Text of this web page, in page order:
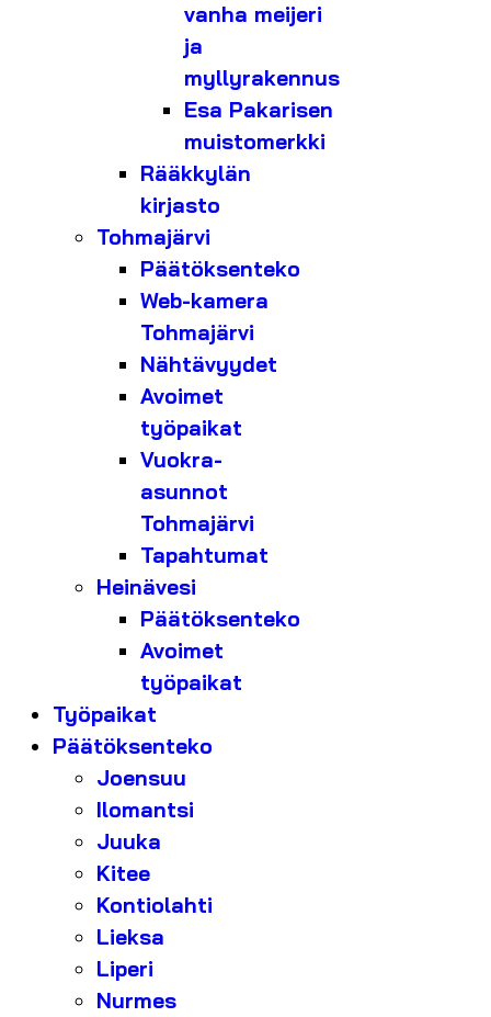
vanha meijeri
ja
myllyrakennus
Esa Pakarisen
muistomerkki
Rääkkylän
kirjasto
Tohmajärvi
Päätöksenteko
Web-kamera
Tohmajärvi
Nähtävyydet
Avoimet
työpaikat
Vuokra-
asunnot
Tohmajärvi
Tapahtumat
Heinävesi
Päätöksenteko
Avoimet
työpaikat
Työpaikat
Päätöksenteko
Joensuu
Ilomantsi
Juuka
Kitee
Kontiolahti
Lieksa
Liperi
Nurmes